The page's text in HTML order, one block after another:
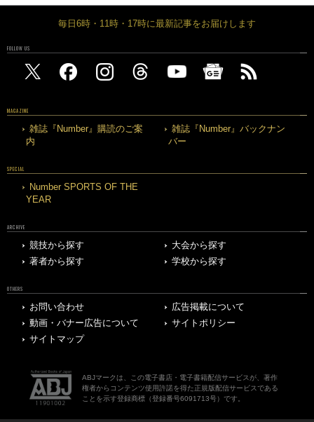
毎日6時・11時・17時に最新記事をお届けします
FOLLOW US
MAGAZINE
雑誌『Number』購読のご案
内
雑誌『Number』バックナン
バー
SPECIAL
Number SPORTS OF THE
YEAR
ARCHIVE
競技から探す
大会から探す
著者から探す
学校から探す
OTHERS
お問い合わせ
広告掲載について
動画・バナー広告について
サイトポリシー
サイトマップ
ABJマークは、この電子書店・電子書籍配信サービスが、著作
権者からコンテンツ使用許諾を得た正規版配信サービスである
ことを示す登録商標（登録番号6091713号）です。